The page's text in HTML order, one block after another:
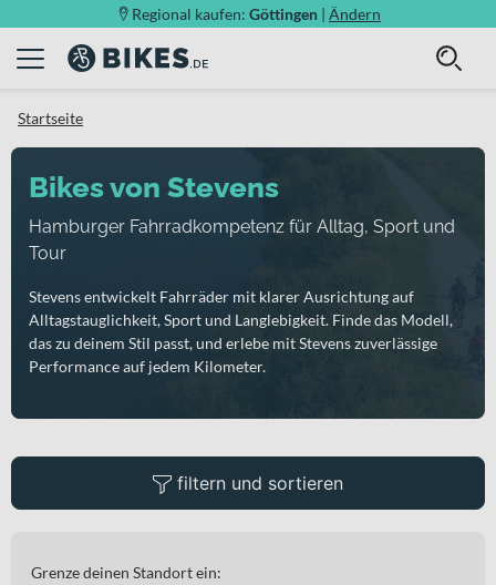
Regional kaufen: Göttingen | Ändern
Startseite
Bikes von Stevens
Hamburger Fahrradkompetenz für Alltag, Sport und
Tour
Stevens entwickelt Fahrräder mit klarer Ausrichtung auf
Alltagstauglichkeit, Sport und Langlebigkeit. Finde das Modell,
das zu deinem Stil passt, und erlebe mit Stevens zuverlässige
Performance auf jedem Kilometer.
filtern und sortieren
Grenze deinen Standort ein: